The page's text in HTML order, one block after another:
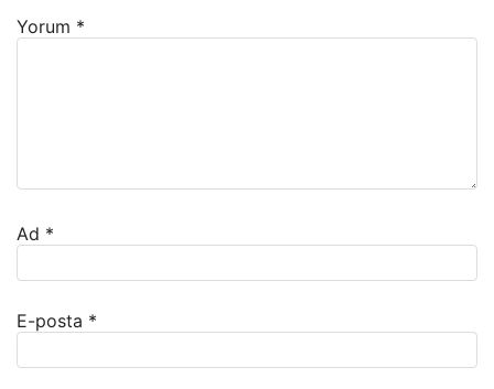
Yorum *
Ad *
E-posta *